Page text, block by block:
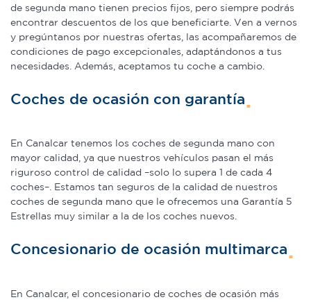
de segunda mano tienen precios fijos, pero siempre podrás
encontrar descuentos de los que beneficiarte. Ven a vernos
y pregúntanos por nuestras ofertas, las acompañaremos de
condiciones de pago excepcionales, adaptándonos a tus
necesidades. Además, aceptamos tu coche a cambio.
Coches de ocasión con garantía
En Canalcar tenemos los coches de segunda mano con
mayor calidad, ya que nuestros vehículos pasan el más
riguroso control de calidad –solo lo supera 1 de cada 4
coches–. Estamos tan seguros de la calidad de nuestros
coches de segunda mano que le ofrecemos una Garantía 5
Estrellas muy similar a la de los coches nuevos.
Concesionario de ocasión multimarca
En Canalcar, el concesionario de coches de ocasión más